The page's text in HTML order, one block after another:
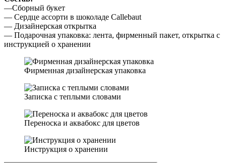
—Сборный букет
— Сердце ассорти в шоколаде Callebaut
— Дизайнерская открытка
— Подарочная упаковка: лента, фирменный пакет, открытка с
инструкцией о хранении
Фирменная дизайнерская упаковка
Записка с теплыми словами
Переноска и аквабокс для цветов
Инструкция о хранении